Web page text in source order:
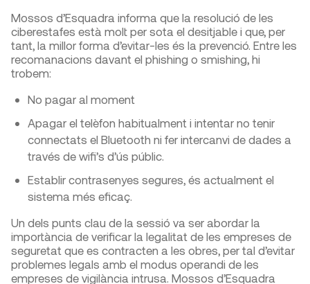
Mossos d’Esquadra informa que la resolució de les
ciberestafes està molt per sota el desitjable i que, per
tant, la millor forma d’evitar-les és la prevenció. Entre les
recomanacions davant el phishing o smishing, hi
trobem:
No pagar al moment
Apagar el telèfon habitualment i intentar no tenir
connectats el Bluetooth ni fer intercanvi de dades a
través de wifi’s d’ús públic.
Establir contrasenyes segures, és actualment el
sistema més eficaç.
Un dels punts clau de la sessió va ser abordar la
importància de verificar la legalitat de les empreses de
seguretat que es contracten a les obres, per tal d’evitar
problemes legals amb el modus operandi de les
empreses de vigilància intrusa. Mossos d’Esquadra